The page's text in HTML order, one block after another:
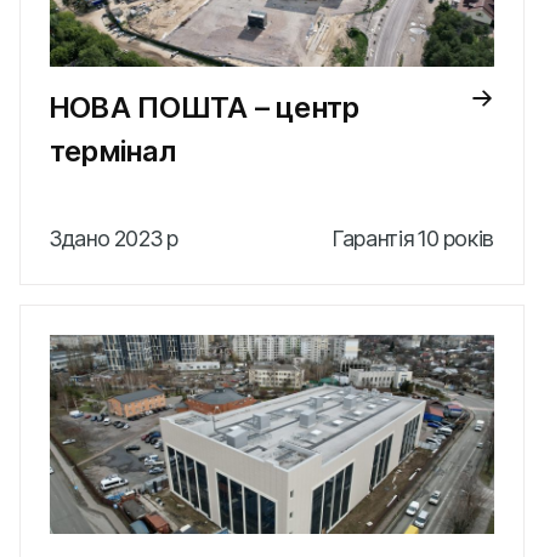
НОВА ПОШТА – центр
термінал
Здано 2023 р Гарантія 10 років